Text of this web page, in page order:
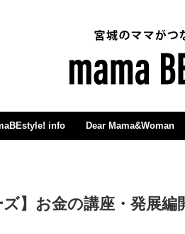
info Dear Mama&Woman
】お金の講座・発展編